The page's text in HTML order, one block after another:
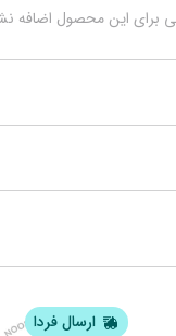
ارسال فردا